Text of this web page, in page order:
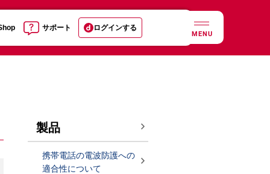
サポート ログインする
MENU
製品
携帯電話の電波防護への
適合性について